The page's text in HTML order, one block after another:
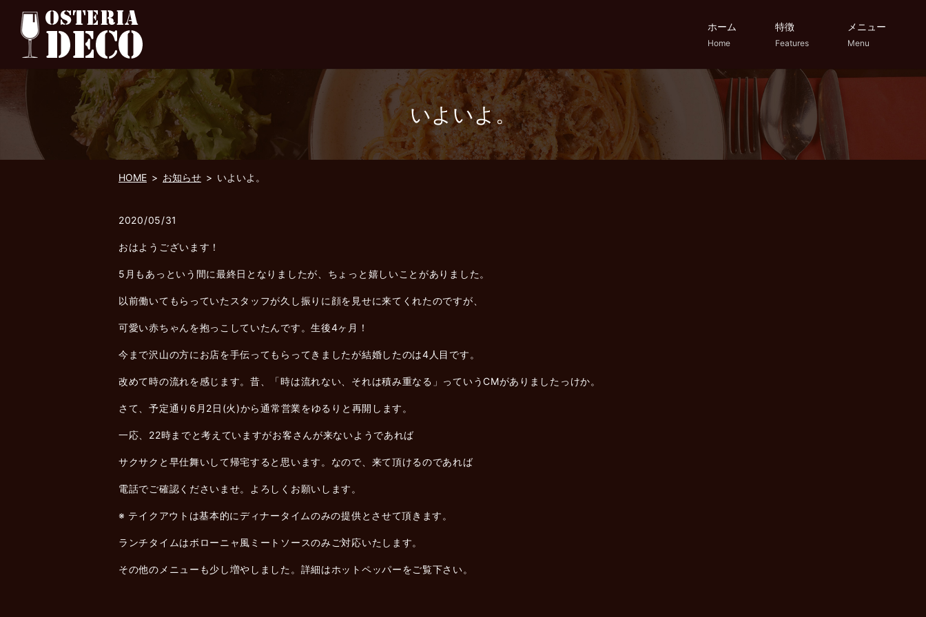
ホーム
Home
特徴
Features
メニュー
Menu
いよいよ。
HOME お知らせ いよいよ。
2020/05/31
おはようございます！
5月もあっという間に最終日となりましたが、ちょっと嬉しいことがありました。
以前働いてもらっていたスタッフが久し振りに顔を見せに来てくれたのですが、
可愛い赤ちゃんを抱っこしていたんです。生後4ヶ月！
今まで沢山の方にお店を手伝ってもらってきましたが結婚したのは4人目です。
改めて時の流れを感じます。昔、「時は流れない、それは積み重なる」っていうCMがありましたっけか。
さて、予定通り6月2日(火)から通常営業をゆるりと再開します。
一応、22時までと考えていますがお客さんが来ないようであれば
サクサクと早仕舞いして帰宅すると思います。なので、来て頂けるのであれば
電話でご確認くださいませ。よろしくお願いします。
※ テイクアウトは基本的にディナータイムのみの提供とさせて頂きます。
ランチタイムはボローニャ風ミートソースのみご対応いたします。
その他のメニューも少し増やしました。詳細はホットペッパーをご覧下さい。